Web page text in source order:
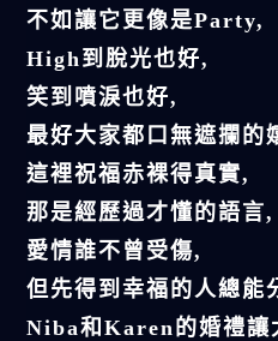
不如讓它更像是Party,
High到脫光也好,
笑到噴淚也好,
最好大家都口無遮攔的
這裡祝福赤裸得真實,
那是經歷過才懂的語言,
愛情誰不曾受傷,
但先得到幸福的人總能
Niba和Karen的婚禮讓